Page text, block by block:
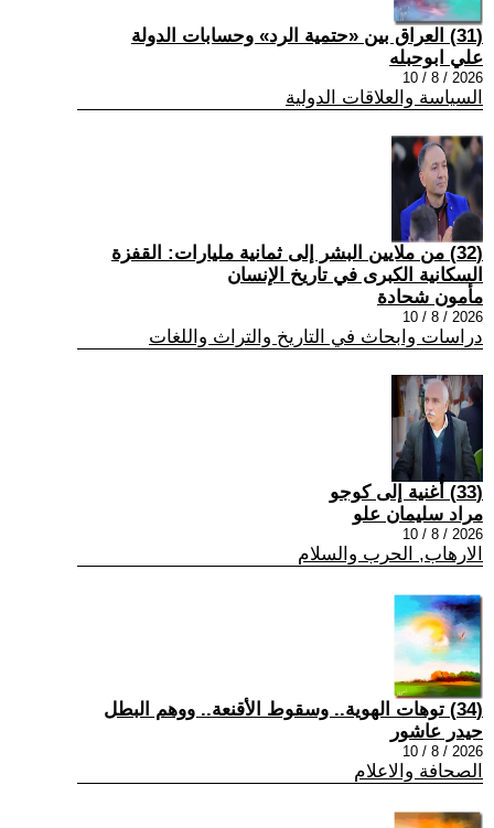
(31) العراق بين «حتمية الرد» وحسابات الدولة
علي ابوحبله
2026 / 8 / 10
السياسة والعلاقات الدولية
(32) من ملايين البشر إلى ثمانية مليارات: القفزة
السكانية الكبرى في تاريخ الإنسان
مأمون شحادة
2026 / 8 / 10
دراسات وابحاث في التاريخ والتراث واللغات
(33) أُغنية إلى كوجو
مراد سليمان علو
2026 / 8 / 10
الارهاب, الحرب والسلام
(34) توهات الهوية.. وسقوط الأقنعة.. ووهم البطل
حيدر عاشور
2026 / 8 / 10
الصحافة والاعلام